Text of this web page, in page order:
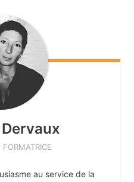
Dervaux
au service de la